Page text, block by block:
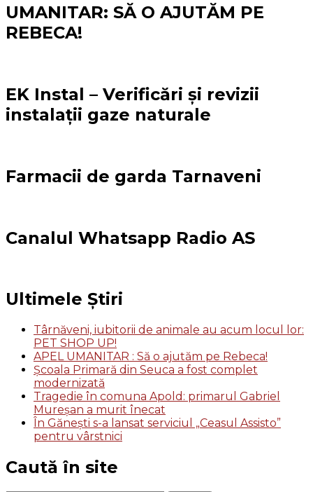
UMANITAR: SĂ O AJUTĂM PE
REBECA!
EK Instal – Verificări și revizii
instalații gaze naturale
Farmacii de garda Tarnaveni
Canalul Whatsapp Radio AS
Ultimele Știri
Târnăveni, iubitorii de animale au acum locul lor:
PET SHOP UP!
APEL UMANITAR : Să o ajutăm pe Rebeca!
Școala Primară din Seuca a fost complet
modernizată
Tragedie în comuna Apold: primarul Gabriel
Mureșan a murit înecat
În Gănești s-a lansat serviciul „Ceasul Assisto”
pentru vârstnici
Caută în site